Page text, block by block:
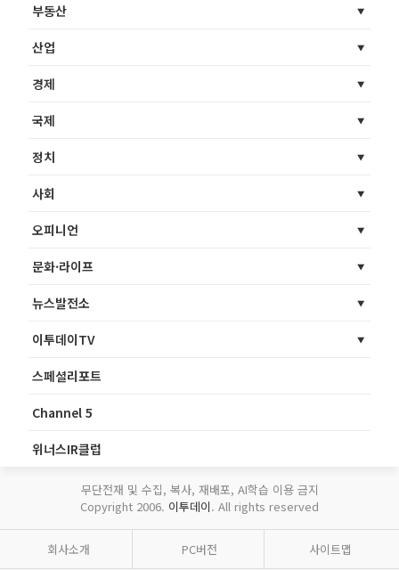
부동산
산업
경제
국제
정치
사회
오피니언
문화·라이프
뉴스발전소
이투데이TV
스페셜리포트
Channel 5
위너스IR클럽
무단전재 및 수집, 복사, 재배포, AI학습 이용 금지
Copyright 2006. 이투데이. All rights reserved
회사소개 PC버전 사이트맵